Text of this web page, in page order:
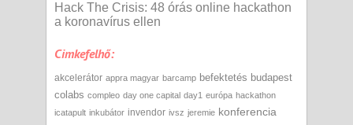
Hack The Crisis: 48 órás online hackathon
a koronavírus ellen
Cimkefelhő:
akcelerátor appra magyar barcamp befektetés budapest
colabs compleo day one capital day1 európa hackathon
icatapult inkubátor invendor ivsz jeremie konferencia